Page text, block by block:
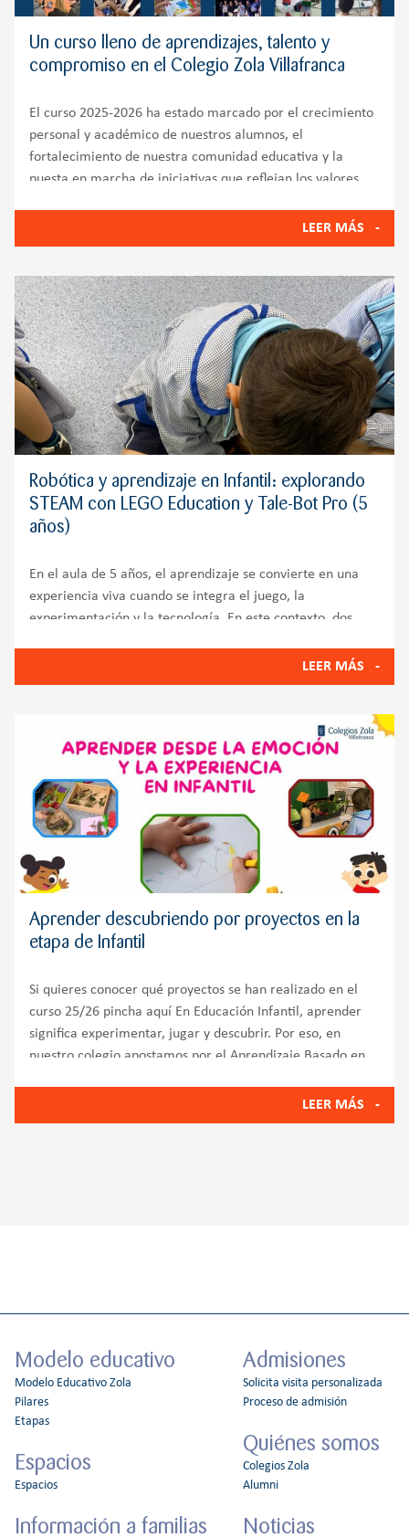
Un curso lleno de aprendizajes, talento y
compromiso en el Colegio Zola Villafranca
El curso 2025-2026 ha estado marcado por el crecimiento
personal y académico de nuestros alumnos, el
fortalecimiento de nuestra comunidad educativa y la
puesta en marcha de iniciativas que reflejan los valores
LEER MÁS
Robótica y aprendizaje en Infantil: explorando
STEAM con LEGO Education y Tale-Bot Pro (5
años)
En el aula de 5 años, el aprendizaje se convierte en una
experiencia viva cuando se integra el juego, la
experimentación y la tecnología. En este contexto, dos
educativo: LEGO Education STEAM Park y Tale-Bot Pro.
Ambas propuestas
LEER MÁS
Aprender descubriendo por proyectos en la
etapa de Infantil
Si quieres conocer qué proyectos se han realizado en el
curso 25/26 pincha aquí En Educación Infantil, aprender
significa experimentar, jugar y descubrir. Por eso, en
nuestro colegio apostamos por el Aprendizaje Basado en
LEER MÁS
Modelo educativo
Modelo Educativo Zola
Pilares
Etapas
Espacios
Espacios
Información a familias
Admisiones
Solicita visita personalizada
Proceso de admisión
Quiénes somos
Colegios Zola
Alumni
Noticias